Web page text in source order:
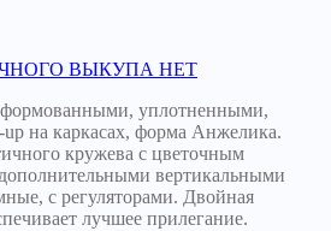
ВЫКУПА НЕТ
формованными, уплотненными,
на каркасах, форма Анжелика.
кружева с цветочным
вертикальными
с регуляторами. Двойная
лучшее прилегание.